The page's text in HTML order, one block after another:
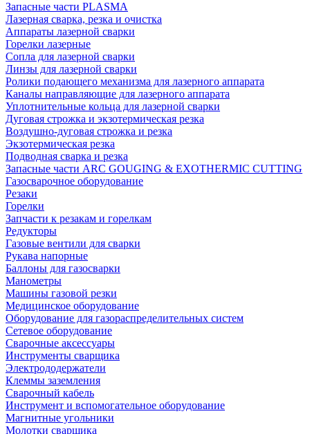
Запасные части PLASMA
Лазерная сварка, резка и очистка
Аппараты лазерной сварки
Горелки лазерные
Сопла для лазерной сварки
Линзы для лазерной сварки
Ролики подающего механизма для лазерного аппарата
Каналы направляющие для лазерного аппарата
Уплотнительные кольца для лазерной сварки
Дуговая строжка и экзотермическая резка
Воздушно-дуговая строжка и резка
Экзотермическая резка
Подводная сварка и резка
Запасные части ARC GOUGING & EXOTHERMIC CUTTING
Газосварочное оборудование
Резаки
Горелки
Запчасти к резакам и горелкам
Редукторы
Газовые вентили для сварки
Рукава напорные
Баллоны для газосварки
Манометры
Машины газовой резки
Медицинское оборудование
Оборудование для газораспределительных систем
Сетевое оборудование
Сварочные аксессуары
Инструменты сварщика
Электрододержатели
Клеммы заземления
Сварочный кабель
Инструмент и вспомогательное оборудование
Магнитные угольники
Молотки сварщика